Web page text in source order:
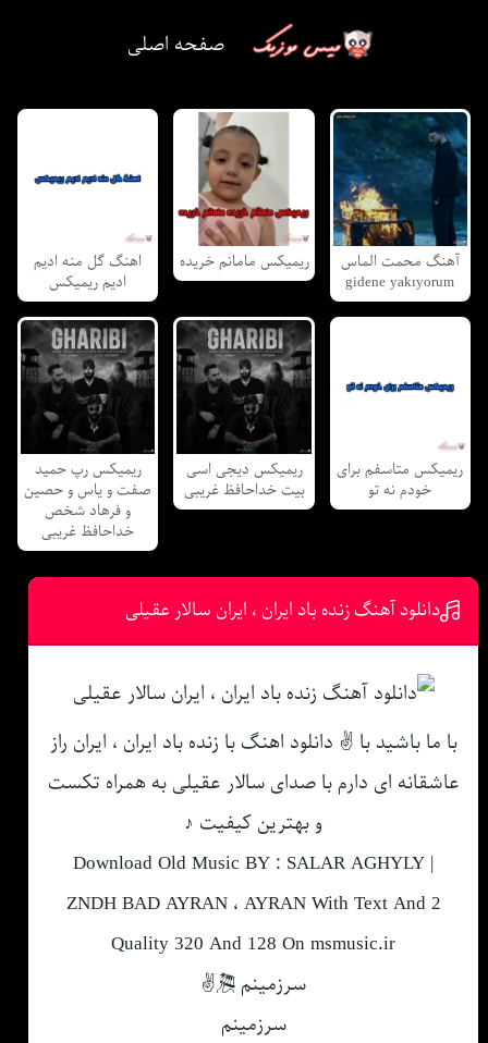
صفحه اصلی
آهنگ محمت الماس
gidene yakıyorum
ریمیکس مامانم خریده
اهنگ گل منه ادیم
ادیم ریمیکس
ریمیکس متاسفم برای
خودم نه تو
ریمیکس دیجی اسی
بیت خداحافظ غریبی
ریمیکس رپ حمید
صفت و یاس و حصین
و فرهاد شخص
خداحافظ غریبی
دانلود آهنگ زنده باد ایران ، ایران سالار عقیلی
با ما باشید با ✌ دانلود اهنگ با زنده باد ایران ، ایران راز
عاشقانه ای دارم با صدای سالار عقیلی به همراه تکست
و بهترین کیفیت ♪
Download Old Music BY : SALAR AGHYLY |
ZNDH BAD AYRAN ، AYRAN With Text And 2
Quality 320 And 128 On msmusic.ir
سرزمینم 🎘✌
سرزمینم